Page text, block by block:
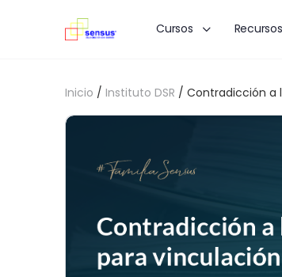
Cursos Recursos
Inicio / Instituto DSR / Contradicción a